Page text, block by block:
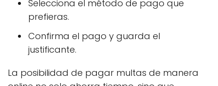
Selecciona el método de pago que
prefieras.
Confirma el pago y guarda el
justificante.
La posibilidad de pagar multas de manera